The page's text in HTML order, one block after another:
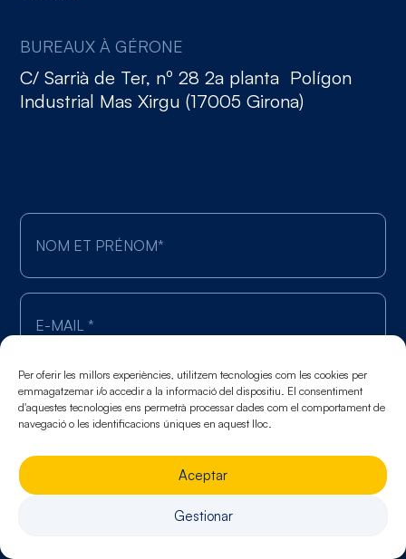
Per oferir les millors experiències, utilitzem tecnologies com les cookies per
emmagatzemar i/o accedir a la informació del dispositiu. El consentiment
d'aquestes tecnologies ens permetrà processar dades com el comportament de
navegació o les identificacions úniques en aquest lloc.
Aceptar
Gestionar
BUREAUX À GÉRONE
C/ Sarrià de Ter, nº 28 2a planta Polígon
Industrial Mas Xirgu (17005 Girona)